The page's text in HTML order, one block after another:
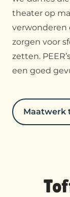
theater op
verwonderen
zorgen voor
zetten.
een goed
Maatwerk